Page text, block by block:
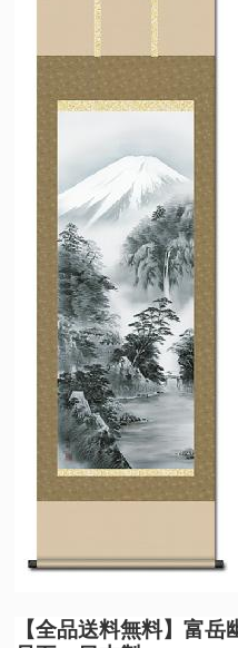
【全品送料無料】富岳